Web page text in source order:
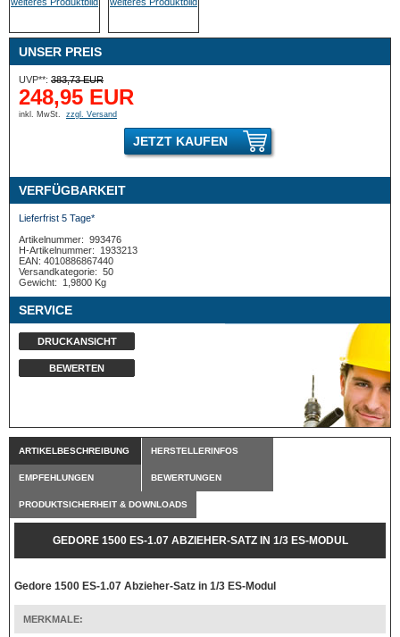
UNSER PREIS
UVP**: 383,73 EUR
248,95 EUR
inkl. MwSt. zzgl. Versand
JETZT KAUFEN
VERFÜGBARKEIT
Lieferfrist 5 Tage*
Artikelnummer: 993476
H-Artikelnummer:
1933213
EAN: 4010886867440
Versandkategorie: 50
Gewicht:
1,9800 Kg
SERVICE
DRUCKANSICHT
BEWERTEN
ARTIKELBESCHREIBUNG HERSTELLERINFOS
EMPFEHLUNGEN BEWERTUNGEN
PRODUKTSICHERHEIT & DOWNLOADS
GEDORE 1500 ES-1.07 ABZIEHER-SATZ IN 1/3 ES-MODUL
Gedore 1500 ES-1.07 Abzieher-Satz in 1/3 ES-Modul
MERKMALE: